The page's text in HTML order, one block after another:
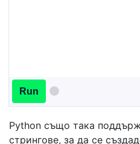
Run
Python също така
стрингове, за да се